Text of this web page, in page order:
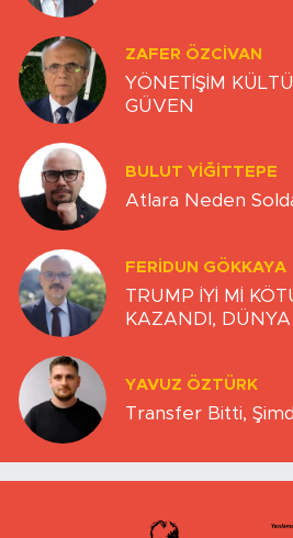
ZAFER ÖZCIVAN
YÖNETİŞİM
GÜVEN
BULUT YİĞİTTEPE
Atlara Neden
FERIDUN GÖKKAYA
TRUMP İYİ Mİ
KAZANDI,
YAVUZ ÖZTÜRK
Transfer Bitti,